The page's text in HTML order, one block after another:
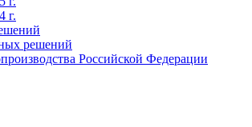
г.
решений
Российской Федерации